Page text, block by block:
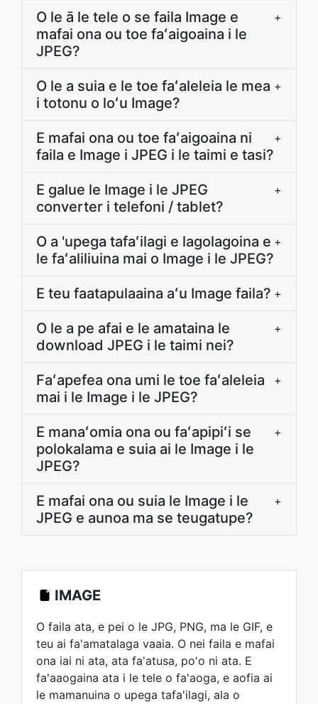
O le ā le tele o se faila Image e
mafai ona ou toe faʻaigoaina i le
JPEG?
+
O le a suia e le toe faʻaleleia le mea
i totonu o loʻu Image?
+
E mafai ona ou toe faʻaigoaina ni
faila e Image i JPEG i le taimi e tasi?
+
E galue le Image i le JPEG
converter i telefoni / tablet?
+
O a 'upega tafaʻilagi e lagolagoina e
le faʻaliliuina mai o Image i le JPEG?
+
E teu faatapulaaina aʻu Image faila? +
O le a pe afai e le amataina le
download JPEG i le taimi nei?
+
Faʻapefea ona umi le toe faʻaleleia
mai i le Image i le JPEG?
+
E manaʻomia ona ou faʻapipiʻi se
polokalama e suia ai le Image i le
JPEG?
+
E mafai ona ou suia le Image i le
JPEG e aunoa ma se teugatupe?
+
IMAGE
O faila ata, e pei o le JPG, PNG, ma le GIF, e
teu ai fa'amatalaga vaaia. O nei faila e mafai
ona iai ni ata, ata fa'atusa, po'o ni ata. E
fa'aaogaina ata i le tele o fa'aoga, e aofia ai
le mamanuina o upega tafa'ilagi, ala o